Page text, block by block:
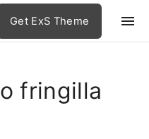
Get ExS Theme
fringilla